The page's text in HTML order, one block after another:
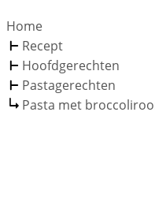
Home
Recept
Hoofdgerechten
Pastagerechten
Pasta met